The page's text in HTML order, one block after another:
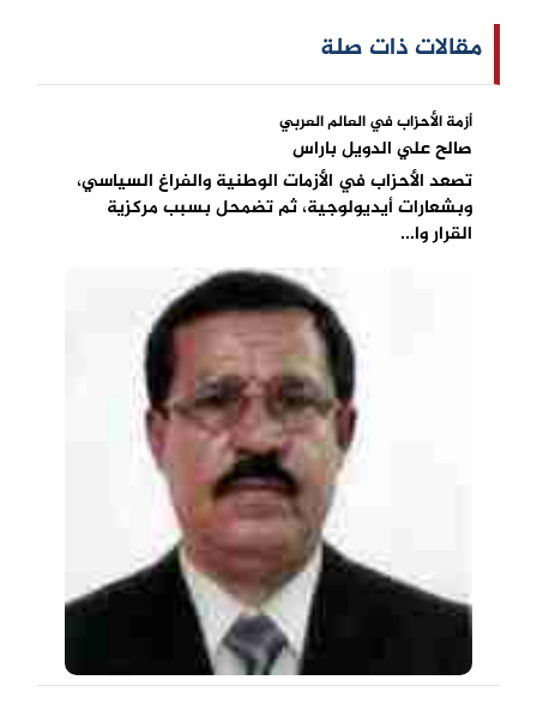
مقالات ذات صلة
أزمة الأحزاب في العالم العربي
صالح علي الدويل باراس
تصعد الأحزاب في الأزمات الوطنية والفراغ السياسي،
وبشعارات أيديولوجية، ثم تضمحل بسبب مركزية
القرار وا...